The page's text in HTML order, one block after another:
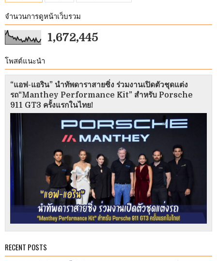
จำนวนการดูหน้าเว็บรวม
1,672,445
โพสต์แนะนำ
“แอฟ-แอริน” นำทัพดาราสายซิ่ง ร่วมงานเปิดตัวชุดแต่ง
รถ“Manthey Performance Kit” สำหรับ Porsche
911 GT3 ครั้งแรกในไทย!
RECENT POSTS